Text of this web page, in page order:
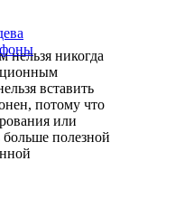
никогда
вставить
потому что
или
больше полезной